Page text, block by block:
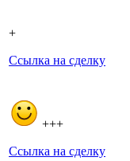
+
Ссылка на сделку
+++
Ссылка на сделку